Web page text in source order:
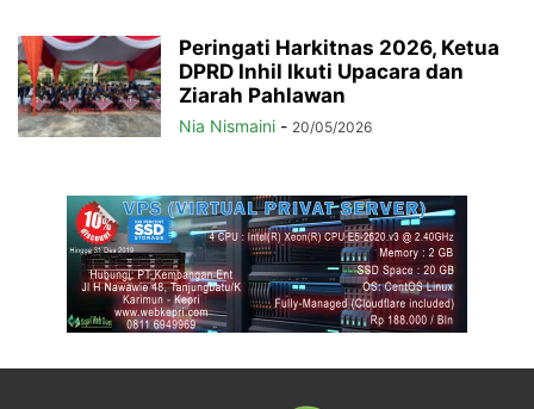
Peringati Harkitnas 2026, Ketua
DPRD Inhil Ikuti Upacara dan
Ziarah Pahlawan
Nia Nismaini - 20/05/2026